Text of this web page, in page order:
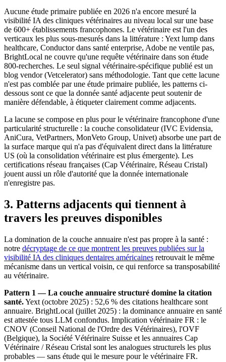
Aucune étude primaire publiée en 2026 n'a encore mesuré la
visibilité IA des cliniques vétérinaires au niveau local sur une base
de 600+ établissements francophones. Le vétérinaire est l'un des
verticaux les plus sous-mesurés dans la littérature : Yext lump dans
healthcare, Conductor dans santé enterprise, Adobe ne ventile pas,
BrightLocal ne couvre qu'une requête vétérinaire dans son étude
800-recherches. Le seul signal vétérinaire-spécifique publié est un
blog vendor (Vetcelerator) sans méthodologie. Tant que cette lacune
n'est pas comblée par une étude primaire publiée, les patterns ci-
dessous sont ce que la donnée santé adjacente peut soutenir de
manière défendable, à étiqueter clairement comme adjacents.
La lacune se compose en plus pour le vétérinaire francophone d'une
particularité structurelle : la couche consolidateur (IVC Evidensia,
AniCura, VetPartners, MonVeto Group, Univet) absorbe une part de
la surface marque qui n'a pas d'équivalent direct dans la littérature
US (où la consolidation vétérinaire est plus émergente). Les
certifications réseau françaises (Cap Vétérinaire, Réseau Cristal)
jouent aussi un rôle d'autorité que la donnée internationale
n'enregistre pas.
3. Patterns adjacents qui tiennent à
travers les preuves disponibles
La domination de la couche annuaire n'est pas propre à la santé :
notre décryptage de ce que montrent les preuves publiées sur la
visibilité IA des cliniques dentaires américaines retrouvait le même
mécanisme dans un vertical voisin, ce qui renforce sa transposabilité
au vétérinaire.
Pattern 1 — La couche annuaire structuré domine la citation
santé.Yext (octobre 2025) : 52,6 % des citations healthcare sont
annuaire. BrightLocal (juillet 2025) : la dominance annuaire en santé
est attestée tous LLM confondus. Implication vétérinaire FR : le
CNOV (Conseil National de l'Ordre des Vétérinaires), l'OVF
(Belgique), la Société Vétérinaire Suisse et les annuaires Cap
Vétérinaire / Réseau Cristal sont les analogues structurels les plus
probables — sans étude qui le mesure pour le vétérinaire FR.